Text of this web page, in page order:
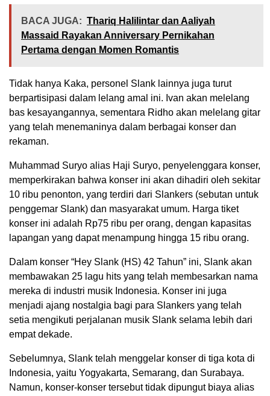
BACA JUGA: Thariq Halilintar dan Aaliyah
Massaid Rayakan Anniversary Pernikahan
Pertama dengan Momen Romantis
Tidak hanya Kaka, personel Slank lainnya juga turut
berpartisipasi dalam lelang amal ini. Ivan akan melelang
bas kesayangannya, sementara Ridho akan melelang gitar
yang telah menemaninya dalam berbagai konser dan
rekaman.
Muhammad Suryo alias Haji Suryo, penyelenggara konser,
memperkirakan bahwa konser ini akan dihadiri oleh sekitar
10 ribu penonton, yang terdiri dari Slankers (sebutan untuk
penggemar Slank) dan masyarakat umum. Harga tiket
konser ini adalah Rp75 ribu per orang, dengan kapasitas
lapangan yang dapat menampung hingga 15 ribu orang.
Dalam konser “Hey Slank (HS) 42 Tahun” ini, Slank akan
membawakan 25 lagu hits yang telah membesarkan nama
mereka di industri musik Indonesia. Konser ini juga
menjadi ajang nostalgia bagi para Slankers yang telah
setia mengikuti perjalanan musik Slank selama lebih dari
empat dekade.
Sebelumnya, Slank telah menggelar konser di tiga kota di
Indonesia, yaitu Yogyakarta, Semarang, dan Surabaya.
Namun, konser-konser tersebut tidak dipungut biaya alias